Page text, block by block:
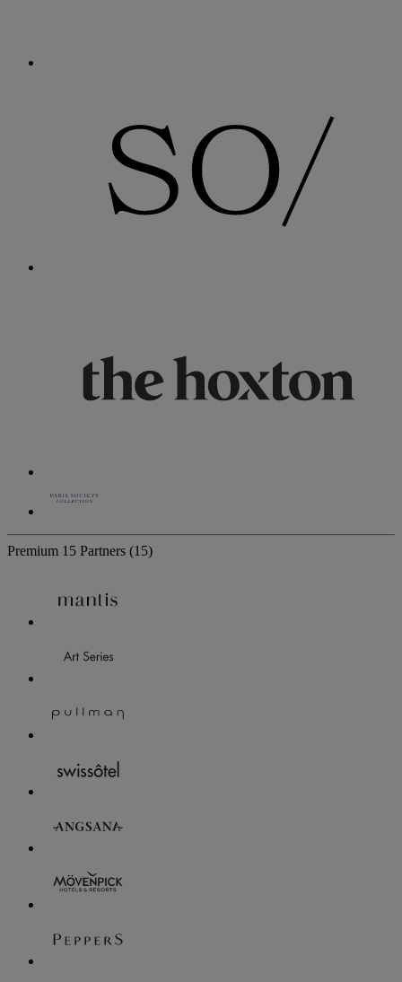
Premium 15 Partners (15)